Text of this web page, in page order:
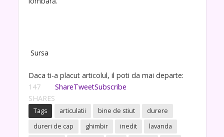
Sursa
Daca ti-a placut articolul, il poti da mai departe:
147
SHARES
ShareTweetSubscribe
Tags articulatii bine de stiut
durere
dureri de cap
ghimbir inedit
lavanda